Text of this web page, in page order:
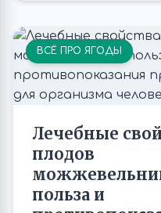
ВСЁ ПРО ЯГОДЫ
Лечебные
плодов
польза и